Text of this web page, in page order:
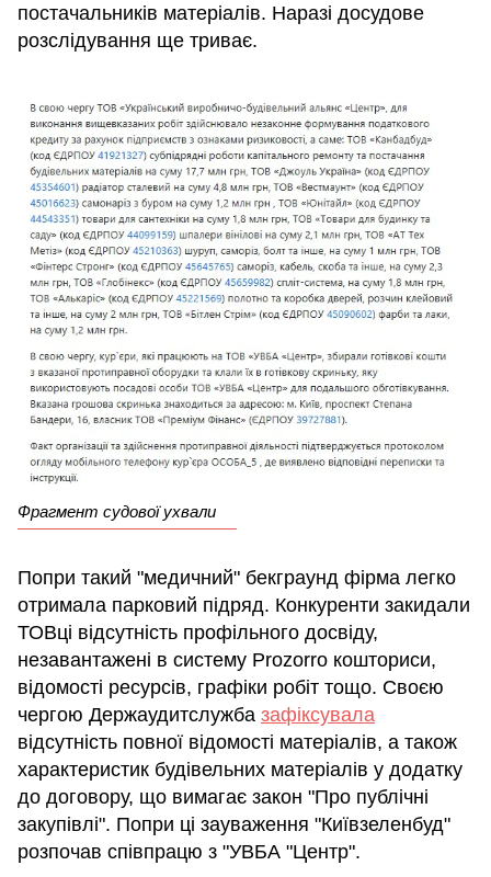
постачальників матеріалів. Наразі досудове
розслідування ще триває.
Фрагмент судової ухвали
Попри такий "медичний" бекграунд фірма легко
отримала парковий підряд. Конкуренти закидали
ТОВці відсутність профільного досвіду,
незавантажені в систему Prozorro кошториси,
відомості ресурсів, графіки робіт тощо. Своєю
чергою Держаудитслужба зафіксувала
відсутність повної відомості матеріалів, а також
характеристик будівельних матеріалів у додатку
до договору, що вимагає закон "Про публічні
закупівлі". Попри ці зауваження "Київзеленбуд"
розпочав співпрацю з "УВБА "Центр".